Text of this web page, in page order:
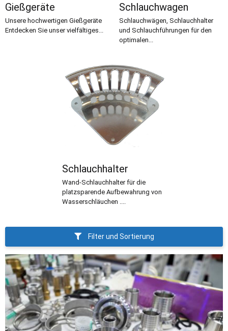
Gießgeräte
Unsere hochwertigen Gießgeräte
Entdecken Sie unser vielfältiges...
Schlauchwagen
Schlauchwägen, Schlauchhalter
und Schlauchführungen für den
optimalen...
Schlauchhalter
Wand-Schlauchhalter für die
platzsparende Aufbewahrung von
Wasserschläuchen ....
Filter und Sortierung